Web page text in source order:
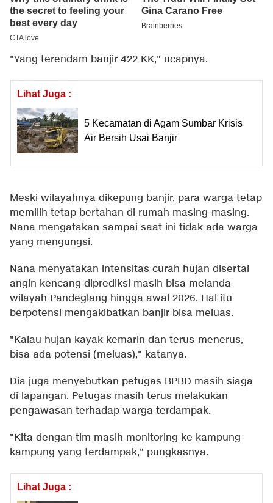
"Yang terendam banjir 422 KK," ucapnya.
Lihat Juga :
5 Kecamatan di Agam Sumbar Krisis
Air Bersih Usai Banjir
Meski wilayahnya dikepung banjir, para warga tetap
memilih tetap bertahan di rumah masing-masing.
Nana mengatakan sampai saat ini tidak ada warga
yang mengungsi.
Nana menyatakan intensitas curah hujan disertai
angin kencang diprediksi masih bisa melanda
wilayah Pandeglang hingga awal 2026. Hal itu
berpotensi mengakibatkan banjir bisa meluas.
"Kalau hujan kayak kemarin dan terus-menerus,
bisa ada potensi (meluas)," katanya.
Dia juga menyebutkan petugas BPBD masih siaga
di lapangan. Petugas masih terus melakukan
pengawasan terhadap warga terdampak.
"Kita dengan tim masih monitoring ke kampung-
kampung yang terdampak," pungkasnya.
Lihat Juga :